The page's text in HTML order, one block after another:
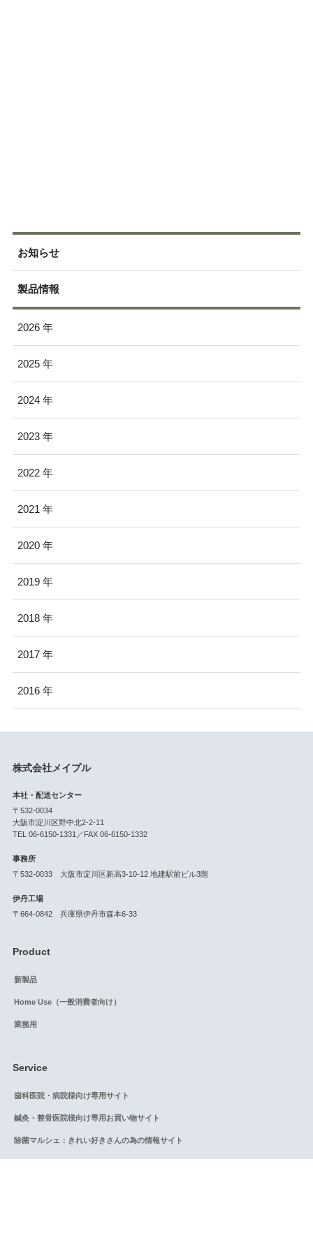
お知らせ
製品情報
2026
2025
2024
2023
2022
2021
2020
2019
2018
2017
2016
株式会社メイプル
本社・配送センター
〒532-0034
大阪市淀川区野中北2-2-11
TEL 06-6150-1331／FAX 06-6150-1332
事務所
〒532-0033 大阪市淀川区新高3-10-12 地建駅前ビル3階
伊丹工場
〒664-0842 兵庫県伊丹市森本6-33
Product
新製品
Home Use（一般消費者向け）
業務用
Service
歯科医院・病院様向け専用サイト
鍼灸・整骨医院様向け専用お買い物サイト
除菌マルシェ：きれい好きさんの為の情報サイト